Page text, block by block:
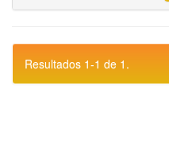
Resultados 1-1 de 1.